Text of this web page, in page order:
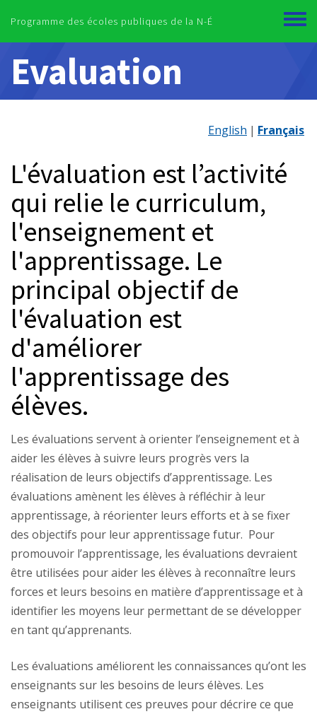
Programme des écoles publiques de la N-É
menu
Evaluation
English Français
L'évaluation est l’activité
qui relie le curriculum,
l'enseignement et
l'apprentissage. Le
principal objectif de
l'évaluation est
d'améliorer
l'apprentissage des
élèves.
Les évaluations servent à orienter l’enseignement et à
aider les élèves à suivre leurs progrès vers la
réalisation de leurs objectifs d’apprentissage. Les
évaluations amènent les élèves à réfléchir à leur
apprentissage, à réorienter leurs efforts et à se fixer
des objectifs pour leur apprentissage futur. Pour
promouvoir l’apprentissage, les évaluations devraient
être utilisées pour aider les élèves à reconnaître leurs
forces et leurs besoins en matière d’apprentissage et à
identifier les moyens leur permettant de se développer
en tant qu’apprenants.
Les évaluations améliorent les connaissances qu’ont les
enseignants sur les besoins de leurs élèves. Les
enseignants utilisent ces preuves pour décrire ce que